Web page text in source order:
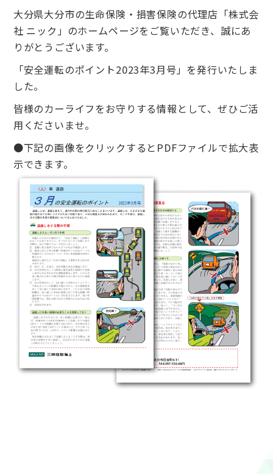
大分県大分市の生命保険・損害保険の代理店「株式会
社 ニック」のホームページをご覧いただき、誠にあ
りがとうございます。
「安全運転のポイント2023年3月号」を発行いたしま
した。
皆様のカーライフをお守りする情報として、ぜひご活
用くださいませ。
●下記の画像をクリックするとPDFファイルで拡大表
示できます。